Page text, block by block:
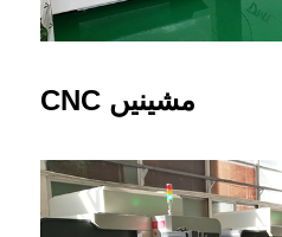
CNC مشینیں